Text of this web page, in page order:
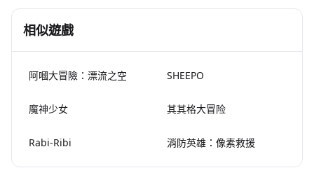
相似遊戲
阿嘓大冒險：漂流之空 SHEEPO
魔神少女 其其格大冒险
Rabi-Ribi 消防英雄：像素救援